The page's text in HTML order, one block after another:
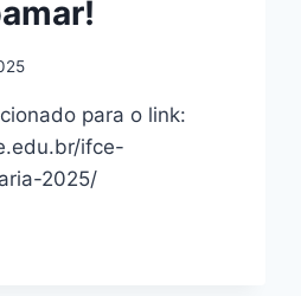
para o link:
ifce-
2025/